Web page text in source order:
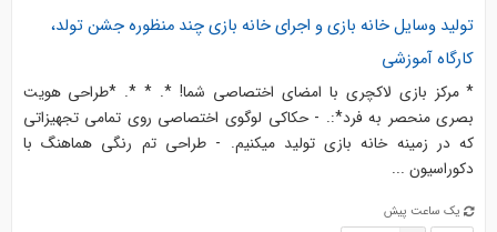
تولید وسایل خانه بازی و اجرای خانه بازی چند منظوره جشن تولد،
کارگاه آموزشی
* مرکز بازی لاکچری با امضای اختصاصی شما! *. * *. *طراحی هویت
بصری منحصر به‌ فرد*:. - حکاکی لوگوی اختصاصی روی تمامی تجهیزاتی
که در زمینه خانه بازی تولید میکنیم. - طراحی تم رنگی هماهنگ با
دکوراسیون ...
یک ساعت پیش